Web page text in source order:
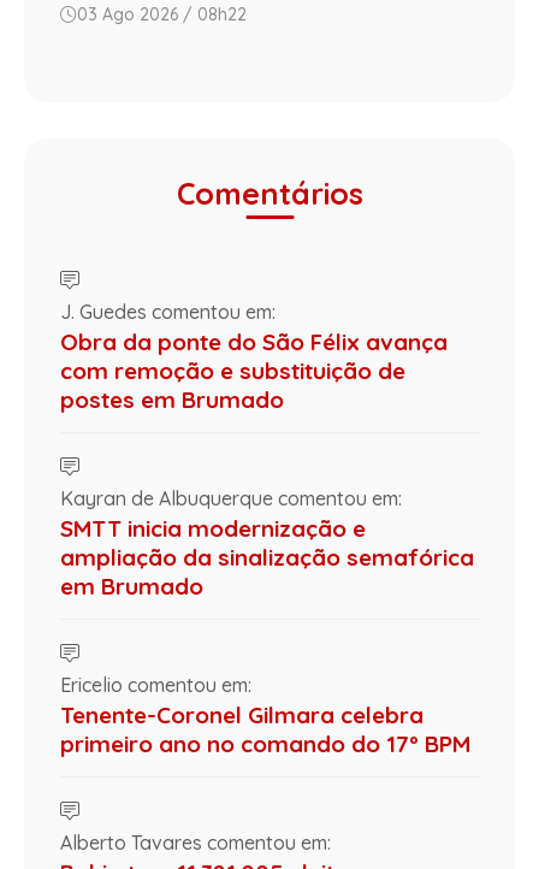
03 Ago 2026 / 08h22
Comentários
J. Guedes comentou em:
Obra da ponte do São Félix avança
com remoção e substituição de
postes em Brumado
Kayran de Albuquerque comentou em:
SMTT inicia modernização e
ampliação da sinalização semafórica
em Brumado
Ericelio comentou em:
Tenente-Coronel Gilmara celebra
primeiro ano no comando do 17º BPM
Alberto Tavares comentou em: